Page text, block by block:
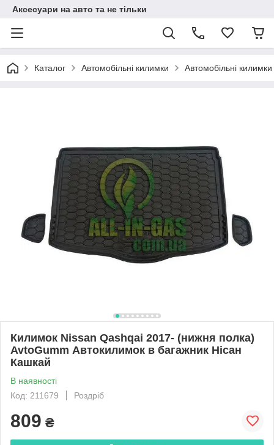
Аксесуари на авто та не тільки
Каталог Автомобільні килимки Автомобільні
Килимок Nissan Qashqai 2017- (нижня полка)
AvtoGumm Автокилимок в багажник Нісан
Кашкай
В наявності
Код: 211679
Роздріб
809 ₴